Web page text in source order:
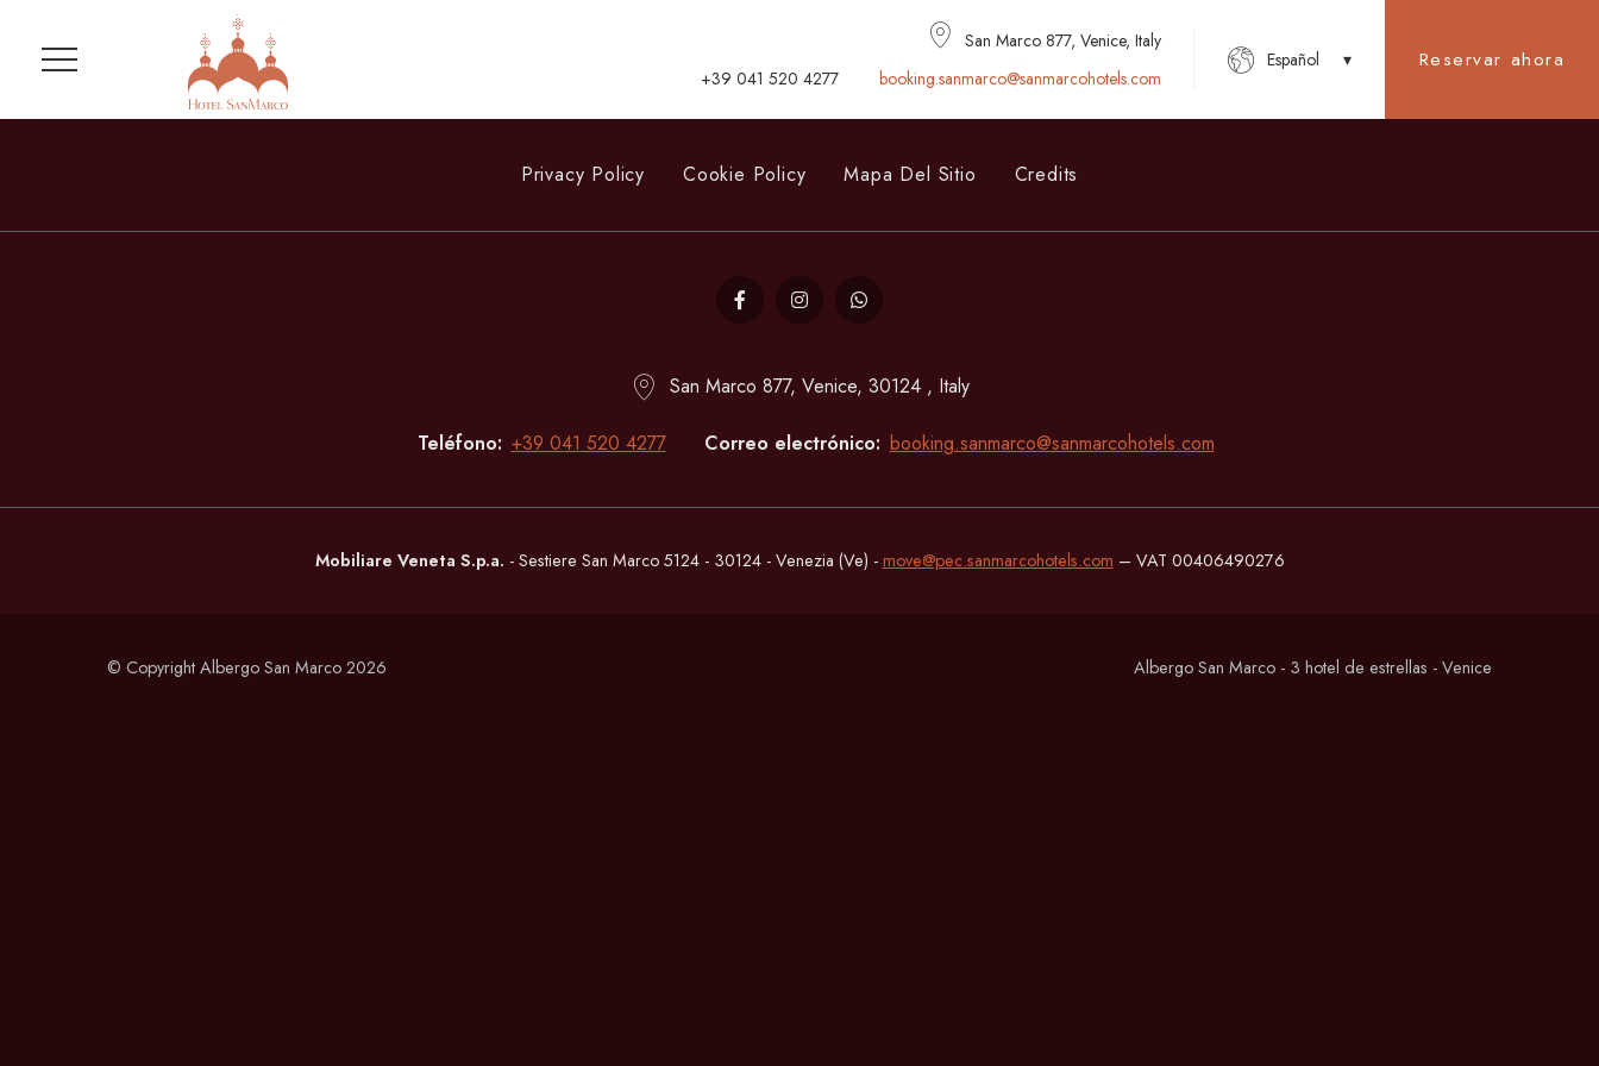
Menú
San Marco 877, Venice, Italy
+39 041 520 4277
booking.sanmarco@sanmarcohotels.com
Español Reservar ahora
Privacy Policy Cookie Policy Mapa Del Sitio Credits
San Marco 877, Venice, 30124 , Italy
Teléfono +39 041 520 4277 Correo electrónico booking.sanmarco@sanmarcohotels.com
Mobiliare Veneta S.p.a. - Sestiere San Marco 5124 - 30124 - Venezia (Ve) - move@pec.sanmarcohotels.com – VAT 00406490276
© Copyright Albergo San Marco 2026 Albergo San Marco - 3 hotel de estrellas - Venice